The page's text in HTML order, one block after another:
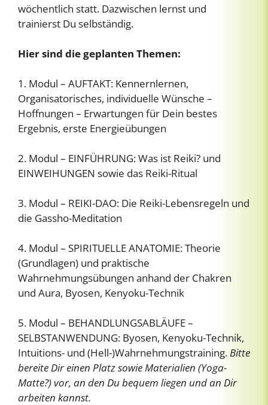
wöchentlich statt. Dazwischen lernst und
trainierst Du selbständig.
Hier sind die geplanten Themen:
1. Modul – AUFTAKT: Kennernlernen,
Organisatorisches, individuelle Wünsche –
Hoffnungen – Erwartungen für Dein bestes
Ergebnis, erste Energieübungen
2. Modul – EINFÜHRUNG: Was ist Reiki? und
EINWEIHUNGEN sowie das Reiki-Ritual
3. Modul – REIKI-DAO: Die Reiki-Lebensregeln und
die Gassho-Meditation
4. Modul – SPIRITUELLE ANATOMIE: Theorie
(Grundlagen) und praktische
Wahrnehmungsübungen anhand der Chakren
und Aura, Byosen, Kenyoku-Technik
5. Modul – BEHANDLUNGSABLÄUFE –
SELBSTANWENDUNG: Byosen, Kenyoku-Technik,
Intuitions- und (Hell-)Wahrnehmungstraining.Bitte
bereite Dir einen Platz sowie Materialien (Yoga-
Matte?) vor, an den Du bequem liegen und an Dir
arbeiten kannst.